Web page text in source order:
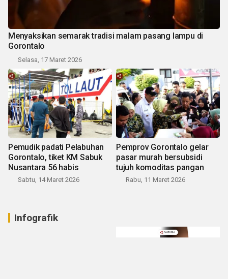
Menyaksikan semarak tradisi malam pasang lampu di
Gorontalo
Selasa, 17 Maret 2026
Pemudik padati Pelabuhan
Gorontalo, tiket KM Sabuk
Nusantara 56 habis
Sabtu, 14 Maret 2026
Pemprov Gorontalo gelar
pasar murah bersubsidi
tujuh komoditas pangan
Rabu, 11 Maret 2026
Infografik